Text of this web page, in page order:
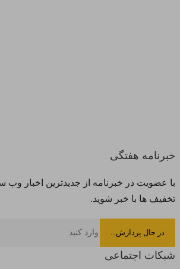
خبرنامه هفتگی
با عضویت در خبرنامه از جدیدترین اخبار وب
تخفیف ها با خبر شوید.
شبکات اجتماعی